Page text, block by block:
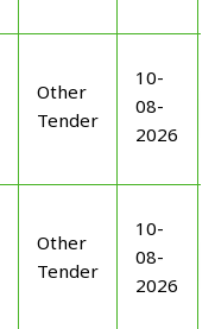
Other
Tender
10-
08-
2026
Other
Tender
10-
08-
2026